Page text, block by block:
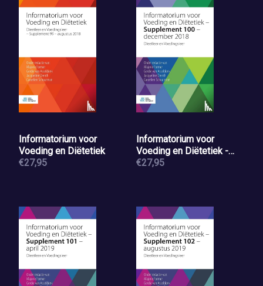
Informatorium voor
Voeding en Diëtetiek
€27,95
Informatorium voor
Voeding en Diëtetiek -
Supplement 100 -
€27,95